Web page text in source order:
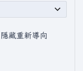
隱藏重新導向